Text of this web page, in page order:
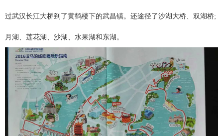
过武汉长江大桥到了黄鹤楼下的武昌镇。还途径了沙湖大桥、双湖桥;
月湖、莲花湖、沙湖、水果湖和东湖。